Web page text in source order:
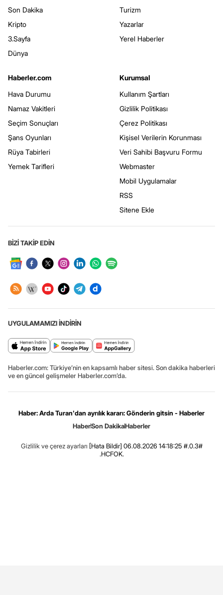
Son Dakika
Kripto
3.Sayfa
Dünya
Turizm
Yazarlar
Yerel Haberler
Haberler.com
Hava Durumu
Namaz Vakitleri
Seçim Sonuçları
Şans Oyunları
Rüya Tabirleri
Yemek Tarifleri
Kurumsal
Kullanım Şartları
Gizlilik Politikası
Çerez Politikası
Kişisel Verilerin Korunması
Veri Sahibi Başvuru Formu
Webmaster
Mobil Uygulamalar
RSS
Sitene Ekle
BİZİ TAKİP EDİN
UYGULAMAMIZI İNDİRİN
Haberler.com: Türkiye’nin en kapsamlı haber sitesi. Son dakika haberleri
ve en güncel gelişmeler Haberler.com’da.
Haber: Arda Turan'dan ayrılık kararı: Gönderin gitsin - Haberler
HaberSon DakikaHaberler
Gizlilik ve çerez ayarları [Hata Bildir] 06.08.2026 14:18:25 #.0.3#
.HCFOK.